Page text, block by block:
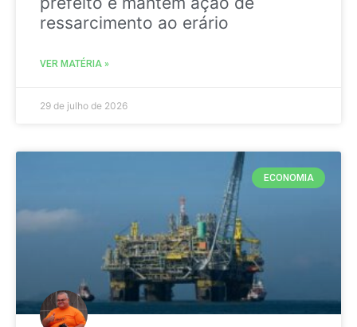
ressarcimento ao erário
VER MATÉRIA »
29 de julho de 2026
ECONOMIA